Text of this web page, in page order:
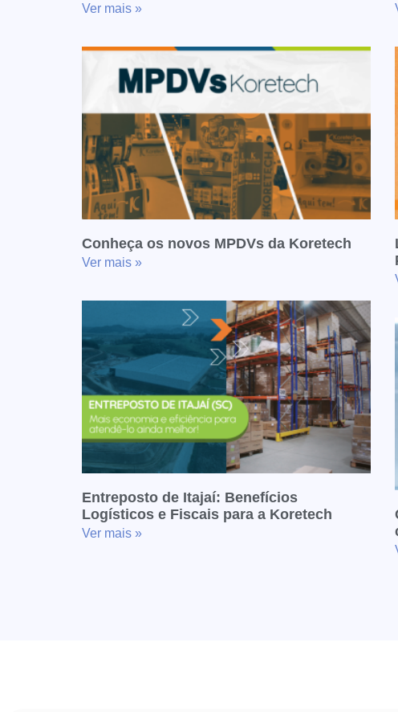
Ver mais »
Conheça os novos MPDVs da Koretech
Ver mais »
Entreposto de Itajaí: Benefícios
Logísticos e Fiscais para a Koretech
Ver mais »